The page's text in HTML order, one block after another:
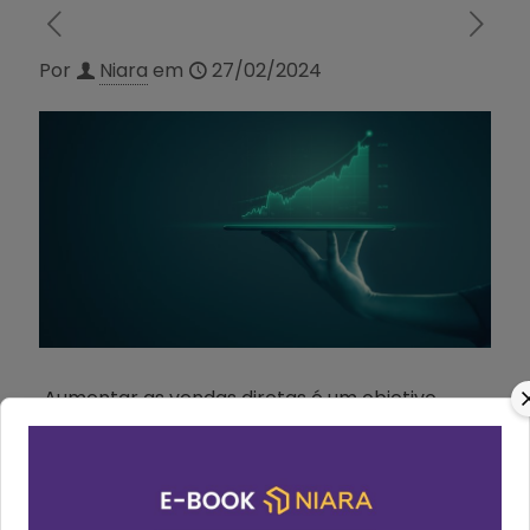
Por Niara em 27/02/2024
Aumentar as vendas diretas é um objetivo
crucial na indústria hoteleira, exigindo não
mas também o suporte de ferramentas